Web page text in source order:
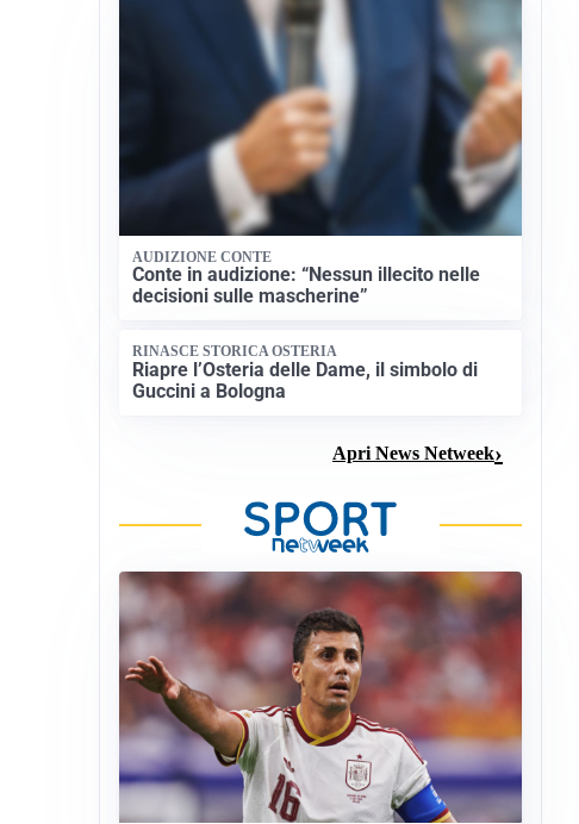
AUDIZIONE CONTE
Conte in audizione: “Nessun illecito nelle
decisioni sulle mascherine”
RINASCE STORICA OSTERIA
Riapre l’Osteria delle Dame, il simbolo di
Guccini a Bologna
Apri News Netweek